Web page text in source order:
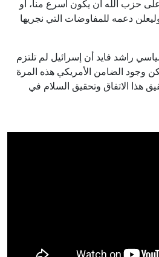
حزب الله أن يكون أسرع منا، أو
دعمه للمفاوضات التي نجريها
راشد فايد أن إسرائيل لم تلتزم
وجود الضامن الأمريكي هذه المرة
هذا الاتفاق وتحقيق السلام في